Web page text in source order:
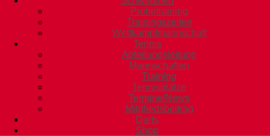
Probetraining
Trainingszeiten
Wettkampfmannschaft
Tennis
Abteilungsleitung
Mannschaften
Training
Tennisplätze
Termine/News
Mitgliedsbeitrag
Darts
Shop